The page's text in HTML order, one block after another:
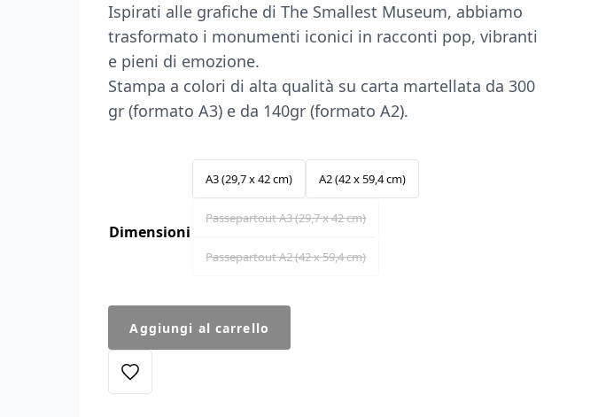
originale
era:
€29.00.
attuale
è:
€24.65.
Ispirati alle grafiche di The Smallest Museum, abbiamo
trasformato i monumenti iconici in racconti pop, vibranti
e pieni di emozione.
Stampa a colori di alta qualità su carta martellata da 300
gr (formato A3) e da 140gr (formato A2).
Dimensioni
A3 (29,7 x 42 cm) A2 (42 x 59,4 cm)
Passepartout A3 (29,7 x 42 cm)
Passepartout A2 (42 x 59,4 cm)
Colosseo
Quadrato
quantità
Aggiungi al carrello